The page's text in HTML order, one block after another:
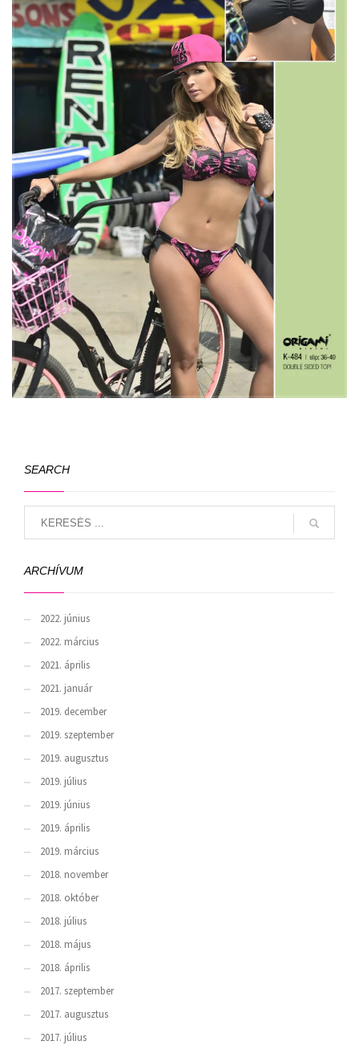
SEARCH
ARCHÍVUM
2022. június
2022. március
2021. április
2021. január
2019. december
2019. szeptember
2019. augusztus
2019. július
2019. június
2019. április
2019. március
2018. november
2018. október
2018. július
2018. május
2018. április
2017. szeptember
2017. augusztus
2017. július